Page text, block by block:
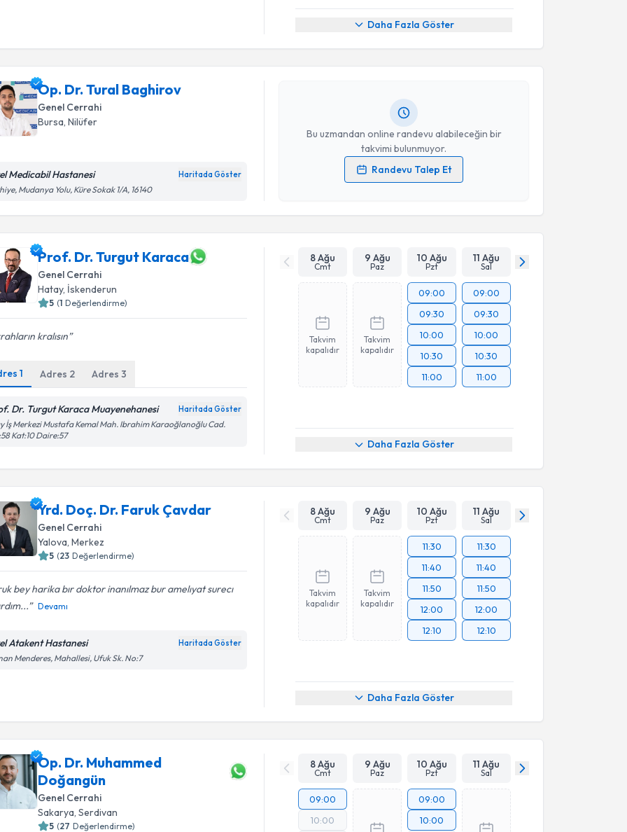
Daha Fazla Göster
Op. Dr. Tural Baghirov
Genel Cerrahi
Bursa, Nilüfer
Medicabil Hastanesi Haritada Göster
Mudanya Yolu, Küre Sokak 1/A, 16140
Bu uzmandan online randevu alabileceğin bir
takvimi bulunmuyor.
Randevu Talep Et
Randevu Takvimi Talebi
Kişisel verilerimin işlenmesine ilişkinAydınlatma Metni
işlenmesini kabul ediyorum.
Takvim Talebini Gönder
Prof. Dr. Turgut Karaca
Genel Cerrahi
Hatay, İskenderun
5 (1 Değerlendirme)
kralısın
1 Adres 2 Adres3
Dr. Turgut Karaca Muayenehanesi Haritada Göster
İş Merkezi Mustafa Kemal Mah. Ibrahim Karaoğlanoğlu Cad.
Kat:10 Daire:57
8 Ağu
Cmt
9 Ağu
Paz
10 Ağu
Pzt
11 Ağu
Sal
Takvim
kapalıdır
Takvim
kapalıdır
09:00
09:30
10:00
10:30
11:00
09:00
09:30
10:00
10:30
11:00
Daha Fazla Göster
Yrd. Doç. Dr. Faruk Çavdar
Genel Cerrahi
Yalova , Merkez
5 (23 Değerlendirme)
bey harika bır doktor inanılmaz bur amelıyat surecı
Devamı
Atakent Hastanesi Haritada Göster
Menderes, Mahallesi, Ufuk Sk. No:7
8 Ağu
Cmt
9 Ağu
Paz
10 Ağu
Pzt
11 Ağu
Sal
Takvim
kapalıdır
Takvim
kapalıdır
11:30
11:40
11:50
12:00
12:10
11:30
11:40
11:50
12:00
12:10
Daha Fazla Göster
Op. Dr. Muhammed
Doğangün
Genel Cerrahi
Sakarya, Serdivan
5 (27 Değerlendirme)
8 Ağu
Cmt
9 Ağu
Paz
10 Ağu
Pzt
11 Ağu
Sal
09:00
10:00
09:00
10:00